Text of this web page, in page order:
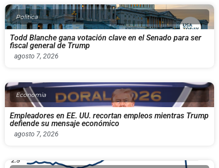
Politica
Todd Blanche gana votación clave en el Senado para ser
fiscal general de Trump
agosto 7, 2026
Economia
Empleadores en EE. UU. recortan empleos mientras Trump
defiende su mensaje económico
agosto 7, 2026